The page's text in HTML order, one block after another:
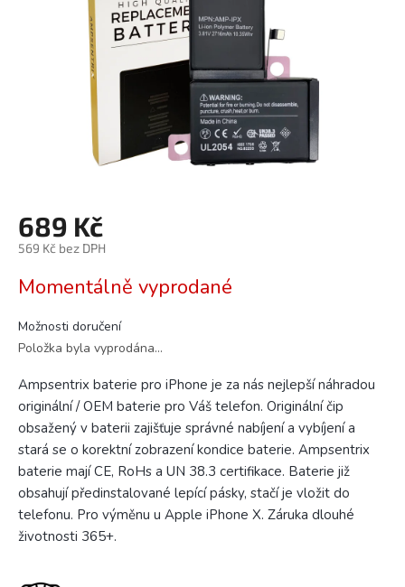
689 Kč
569 Kč bez DPH
cena:
Momentálně vyprodané
Možnosti doručení
Položka byla vyprodána…
Ampsentrix baterie pro iPhone je za nás nejlepší náhradou
originální / OEM baterie pro Váš telefon. Originální čip
obsažený v baterii zajišťuje správné nabíjení a vybíjení a
stará se o korektní zobrazení kondice baterie. Ampsentrix
baterie mají CE, RoHs a UN 38.3 certifikace. Baterie již
obsahují předinstalované lepící pásky, stačí je vložit do
telefonu. Pro výměnu u Apple iPhone X. Záruka dlouhé
životnosti 365+.